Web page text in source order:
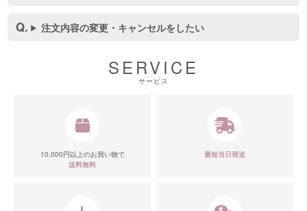
注文内容の変更・キャンセルをしたい
SERVICE
サービス
10,000円以上のお買い物で
送料無料
最短当日発送